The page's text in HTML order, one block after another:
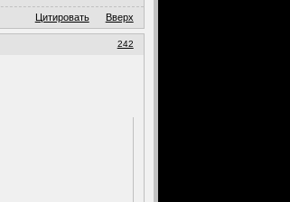
Цитировать Вверх
242